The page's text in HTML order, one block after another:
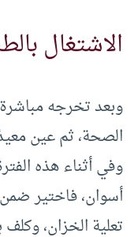
الاشتغال
وبعد تخرجه
الصحة، ثم عين
وفي أثناء هذه
أسوان، فاختير ضمن
تعلية الخزان،